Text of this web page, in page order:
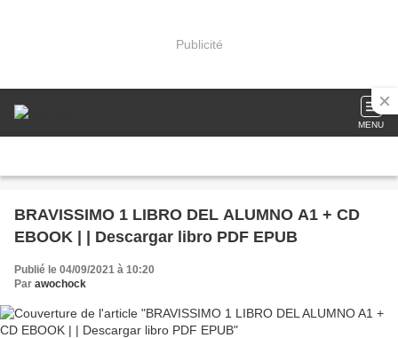
Publicité
MENU
BRAVISSIMO 1 LIBRO DEL ALUMNO A1 + CD
EBOOK | | Descargar libro PDF EPUB
Publié le 04/09/2021 à 10:20
Par awochock